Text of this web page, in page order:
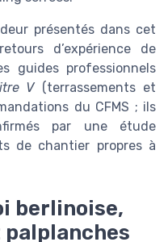
présentés dans cet
d’expérience de
guides professionnels
V(terrassements et
du CFMS ; ils
par une étude
de chantier propres à
berlinoise,